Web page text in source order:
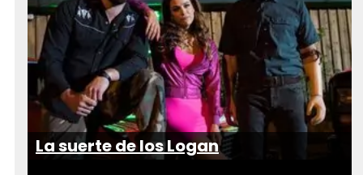
La suerte de los Logan